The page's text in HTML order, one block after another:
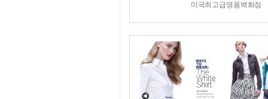
미국최고급명품백화점